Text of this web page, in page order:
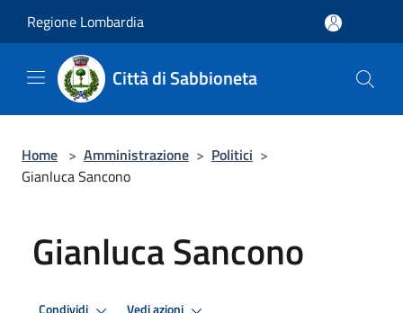
Regione Lombardia
Città di Sabbioneta
Home > Amministrazione > Politici >
Gianluca Sancono
Gianluca Sancono